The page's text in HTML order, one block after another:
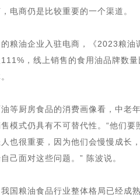
电商仍是比较重要的一个渠道。
粮油企业入驻电商，《2023粮
111%，线上销售的食用油品牌数
等厨房食品的消费画像看，中老
模式仍具有不可替代性。“他们
也很重要，因为他们会慢慢成长
己面对这些问题。” 陈波说。
国粮油食品行业整体格局已经成